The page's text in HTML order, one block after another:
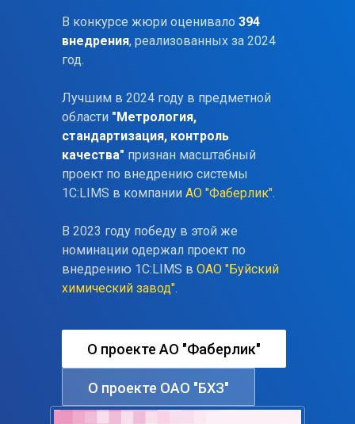
В конкурсе жюри оценивало 394
внедрения, реализованных за 2024
год.
Лучшим в 2024 году в предметной
области "Метрология,
стандартизация, контроль
качества" признан масштабный
проект по внедрению системы
1С:LIMS в компании АО "Фаберлик".
В 2023 году победу в этой же
номинации одержал проект по
внедрению 1С:LIMS в ОАО "Буйский
химический завод".
О проекте АО "Фаберлик"
О проекте ОАО "БХЗ"